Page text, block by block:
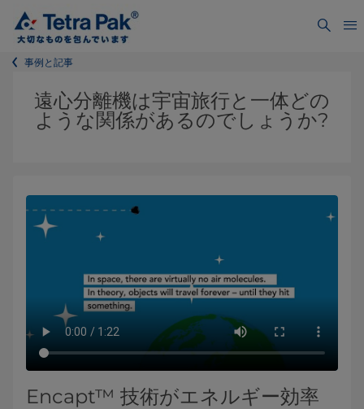
事例と記事
遠心分離機は宇宙旅行と一体どの
ような関係があるのでしょうか?
Encapt™ 技術がエネルギー効率